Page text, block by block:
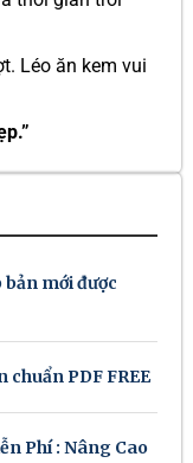
Léo ăn kem vui
mới được
PDF FREE
Phí : Nâng Cao